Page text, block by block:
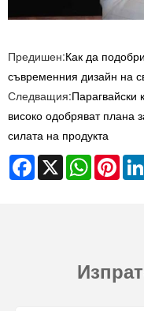
Предишен:Как да
съвременния дизайн на
Следващия:Парагвайски
високо одобряват плана
силата на продукта
Facebook
X WhatsApp